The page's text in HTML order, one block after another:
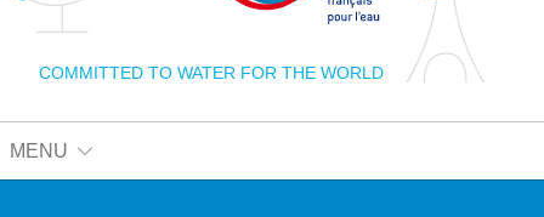
COMMITTED TO WATER FOR THE WORLD
MENU